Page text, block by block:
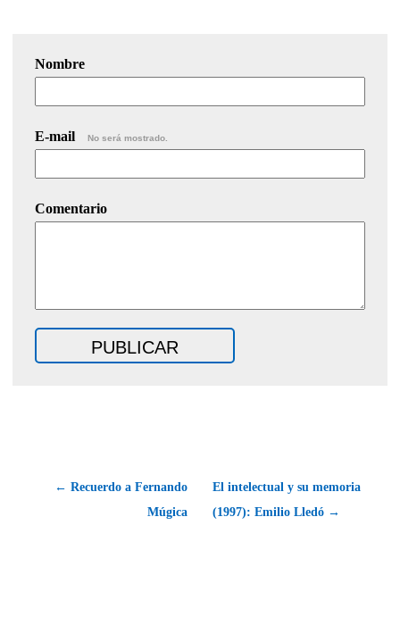
Nombre
E-mail No será mostrado.
Comentario
← Recuerdo a Fernando
Múgica
El intelectual y su memoria
(1997): Emilio Lledó →